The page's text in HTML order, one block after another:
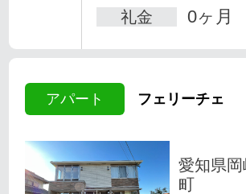
礼金 0ヶ月
アパート フェリーチェ
愛知県岡
町